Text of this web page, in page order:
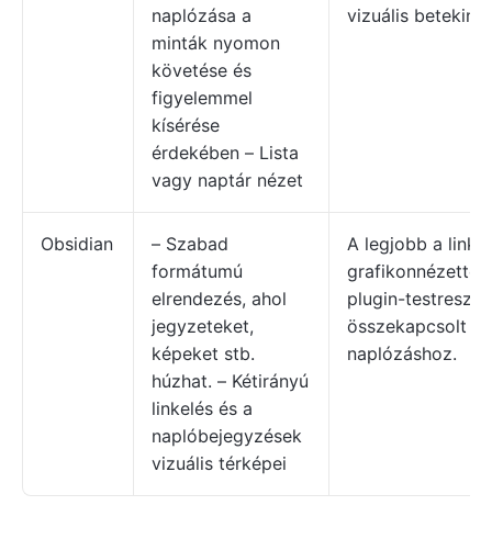
naplózása a
minták nyomon
követése és
figyelemmel
kísérése
érdekében – Lista
vagy naptár nézet
vizuális
Obsidian
– Szabad
formátumú
elrendezés, ahol
jegyzeteket,
képeket stb.
húzhat. – Kétirányú
linkelés és a
naplóbejegyzések
vizuális térképei
A legjobb a
grafikonnézettel
plugin-
összekapcsolt
naplózáshoz.